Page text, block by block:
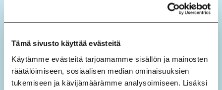
Tämä sivusto käyttää evästeitä
Käytämme evästeitä tarjoamamme sisällön ja mainosten
räätälöimiseen, sosiaalisen median ominaisuuksien
tukemiseen ja kävijämäärämme analysoimiseen. Lisäksi
Tilastoevästeet auttavat sivuston omistajia
ymmärtämään, miten käyttäjät ovat
vuorovaikutuksessa sivustojen kanssa,
keräämällä ja raportoimalla tietoja nimettömästi.